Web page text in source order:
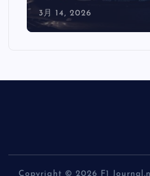
Copyright © 2026 F1